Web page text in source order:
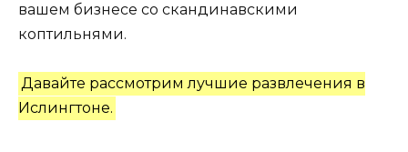
вашем бизнесе со скандинавскими
коптильнями.
Давайте рассмотрим лучшие развлечения в
Ислингтоне.